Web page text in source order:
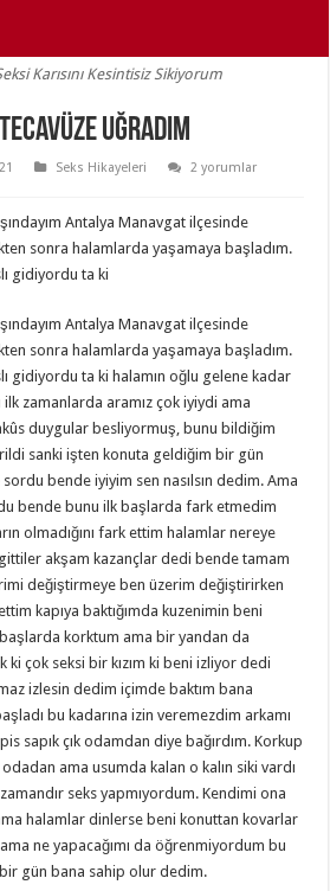
Karısını Kesintisiz Sikiyorum
Uğradım
Seks Hikayeleri
2 yorumlar
Antalya Manavgat ilçesinde
sonra halamlarda yaşamaya başladım.
gidiyordu ta ki
Antalya Manavgat ilçesinde
sonra halamlarda yaşamaya başladım.
gidiyordu ta ki halamın oğlu gelene kadar
ilk zamanlarda aramız çok iyiydi ama
duygular besliyormuş, bunu bildiğim
sanki işten konuta geldiğim bir gün
sordu bende iyiyim sen nasılsın dedim. Ama
bende bunu ilk başlarda fark etmedim
olmadığını fark ettim halamlar nereye
akşam kazançlar dedi bende tamam
değiştirmeye ben üzerim değiştirirken
ettim kapıya baktığımda kuzenimin beni
korktum ama bir yandan da
çok seksi bir kızım ki beni izliyor dedi
izlesin dedim içimde baktım bana
bu kadarına izin veremezdim arkamı
sapık çık odamdan diye bağırdım. Korkup
odadan ama usumda kalan o kalın siki vardı
seks yapmıyordum. Kendimi ona
halamlar dinlerse beni konuttan kovarlar
ne yapacağımı da öğrenmiyordum bu
bir gün bana sahip olur dedim.